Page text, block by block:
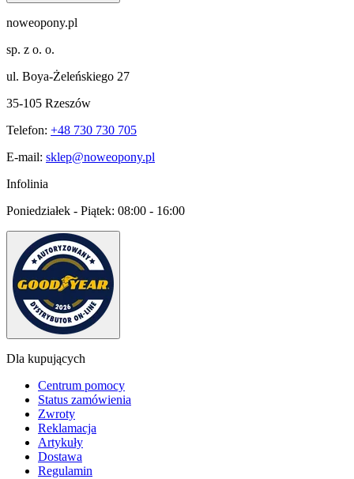
noweopony.pl
sp. z o. o.
ul. Boya-Żeleńskiego 27
35-105 Rzeszów
Telefon: +48 730 730 705
E-mail: sklep@noweopony.pl
Infolinia
Poniedziałek - Piątek: 08:00 - 16:00
Dla kupujących
Centrum pomocy
Status zamówienia
Zwroty
Reklamacja
Artykuły
Dostawa
Regulamin